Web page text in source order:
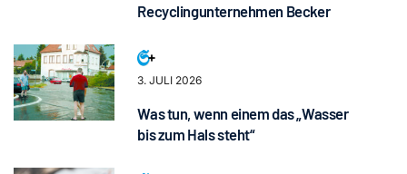
Recyclingunternehmen Becker
3. JULI 2026
Was tun, wenn einem das „Wasser
bis zum Hals steht“